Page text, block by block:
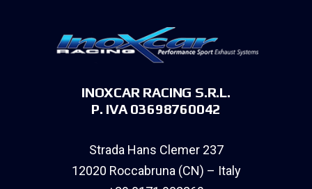
INOXCAR RACING S.R.L.
P. IVA 03698760042
Strada Hans Clemer 237
12020 Roccabruna (CN) – Italy